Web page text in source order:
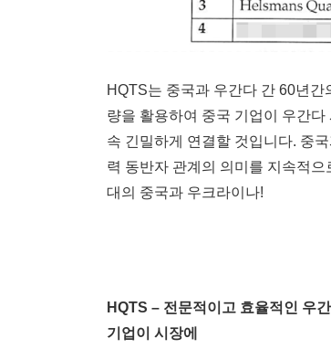
HQTS는 중국과 우간다 간 60년
량을 활용하여 중국 기업이 우간
속 긴밀하게 연결할 것입니다. 중
력 동반자 관계의 의미를 지속적
대의 중국과 우크라이나!
HQTS – 전문적이고 효율적인 우
기업이 시장에